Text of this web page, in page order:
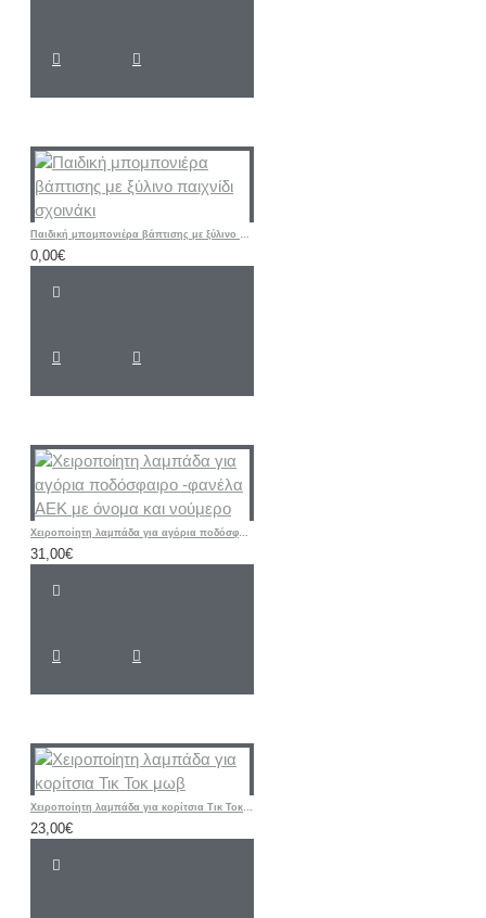
Παιδική μπομπονιέρα βάπτισης με ξύλινο παιχνίδι σχοινάκι
0,00€
Χειροποίητη λαμπάδα για αγόρια ποδόσφαιρο -φανέλα ΑΕΚ με όνομα και νούμερο
31,00€
Χειροποίητη λαμπάδα για κορίτσια Τικ Τοκ μωβ
23,00€